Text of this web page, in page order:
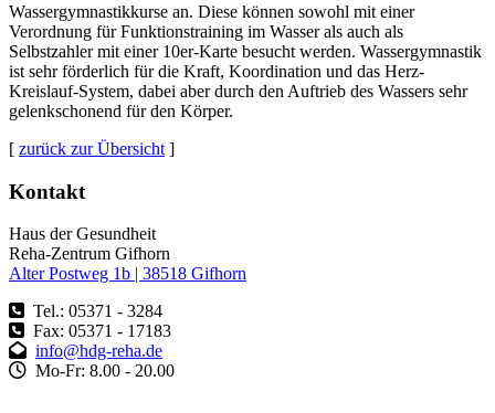
Wassergymnastikkurse an. Diese können sowohl mit einer
Verordnung für Funktionstraining im Wasser als auch als
Selbstzahler mit einer 10er-Karte besucht werden. Wassergymnastik
ist sehr förderlich für die Kraft, Koordination und das Herz-
Kreislauf-System, dabei aber durch den Auftrieb des Wassers sehr
gelenkschonend für den Körper.
[ zurück zur Übersicht ]
Kontakt
Haus der Gesundheit
Reha-Zentrum Gifhorn
Alter Postweg 1b | 38518 Gifhorn
Tel.: 05371 - 3284
Fax: 05371 - 17183
info@hdg-reha.de
Mo-Fr: 8.00 - 20.00